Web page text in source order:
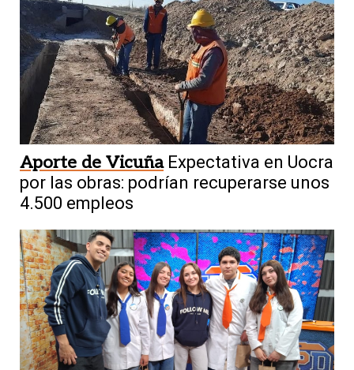
Aporte de Vicuña Expectativa en Uocra
por las obras: podrían recuperarse unos
4.500 empleos